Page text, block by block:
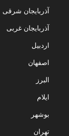
آذربایجان شرقی
آذربایجان غربی
اردبیل
اصفهان
البرز
ایلام
بوشهر
تهران